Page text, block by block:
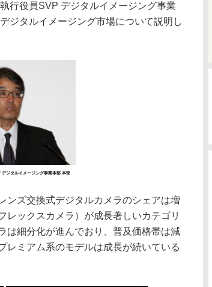
行役員SVP デジタルイメージング事業
ジタルイメージング市場について説明し
ジタルイメージング事業本部 本部
ズ交換式デジタルカメラのシェアは増
レックスカメラ）が成長著しいカテゴリ
は細分化が進んでおり、普及価格帯は減
レミアム系のモデルは成長が続いている